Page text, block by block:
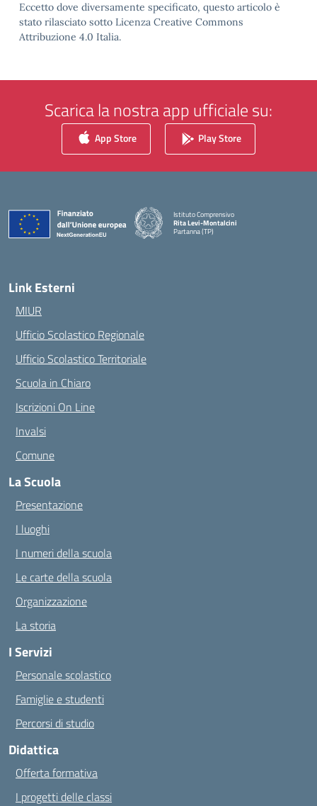
Eccetto dove diversamente specificato, questo articolo è
stato rilasciato sotto Licenza Creative Commons
Attribuzione 4.0 Italia.
Scarica la nostra app ufficiale su:
App Store Play Store
Istituto Comprensivo
Rita Levi-Montalcini
Partanna (TP)
Link Esterni
MIUR
Ufficio Scolastico Regionale
Ufficio Scolastico Territoriale
Scuola in Chiaro
Iscrizioni On Line
Invalsi
Comune
La Scuola
Presentazione
I luoghi
I numeri della scuola
Le carte della scuola
Organizzazione
La storia
I Servizi
Personale scolastico
Famiglie e studenti
Percorsi di studio
Didattica
Offerta formativa
I progetti delle classi